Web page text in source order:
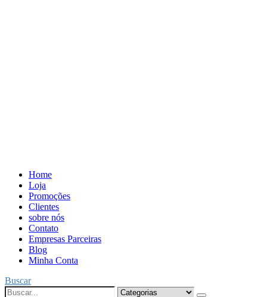
Home
Loja
Promoções
Clientes
sobre nós
Contato
Empresas Parceiras
Blog
Minha Conta
Buscar